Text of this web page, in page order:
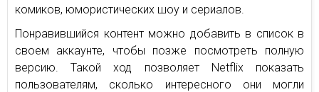
комиков, юмористических шоу и сериалов.
Понравившийся контент можно добавить в список в
своем аккаунте, чтобы позже посмотреть полную
версию. Такой ход позволяет Netflix показать
пользователям, сколько интересного они могли